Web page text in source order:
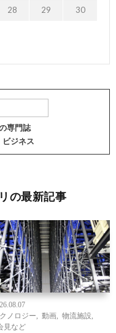
28 29 30
専門誌
ビジネス
の最新記事
ノロジー
動画 物流施設
見など